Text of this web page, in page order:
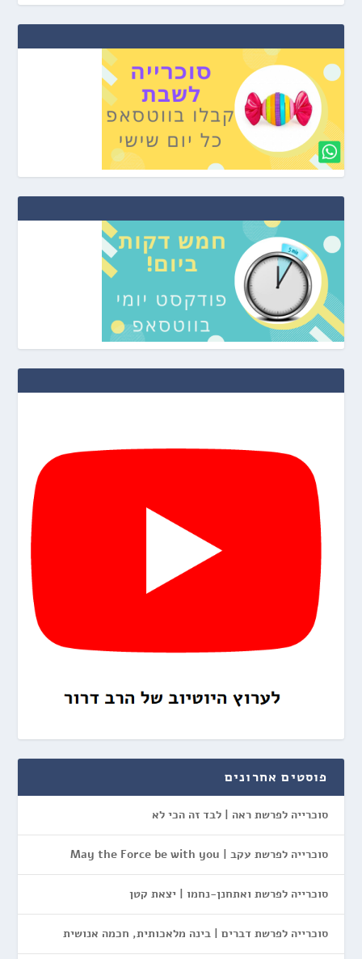
פוסטים אחרונים
סוכרייה לפרשת ראה | לבד זה הכי לא
סוכרייה לפרשת עקב | May the Force be with you
סוכרייה לפרשת ואתחנן-נחמו | יצאת קטן
סוכרייה לפרשת דברים | בינה מלאכותית, חכמה אנושית